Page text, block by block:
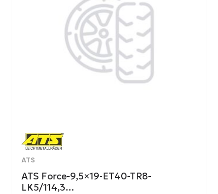
ATS
ATS Force-9,5×19-ET40-TR8-
LK5/114,3…